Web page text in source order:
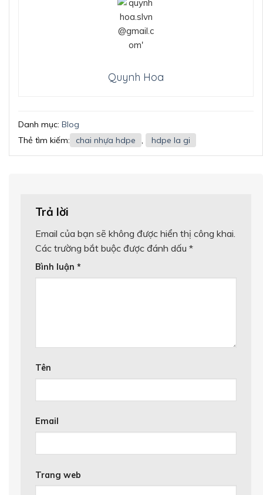
Quynh Hoa
Danh mục: Blog
Thẻ tìm kiếm:
chai nhựa hdpe , hdpe la gi
Trả lời
Email của bạn sẽ không được hiển thị công khai.
Các trường bắt buộc được đánh dấu *
Bình luận *
Tên
Email
Trang web